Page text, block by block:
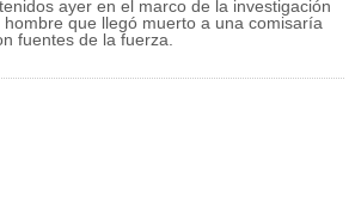
ayer en el marco de la investigación
que llegó muerto a una comisaría
fuentes de la fuerza.